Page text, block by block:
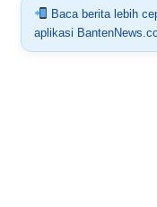
Baca berita lebih
aplikasi